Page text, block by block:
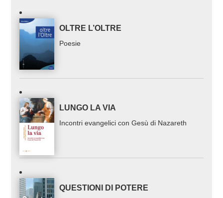
OLTRE L’OLTRE
Poesie
LUNGO LA VIA
Incontri evangelici con Gesù di Nazareth
QUESTIONI DI POTERE